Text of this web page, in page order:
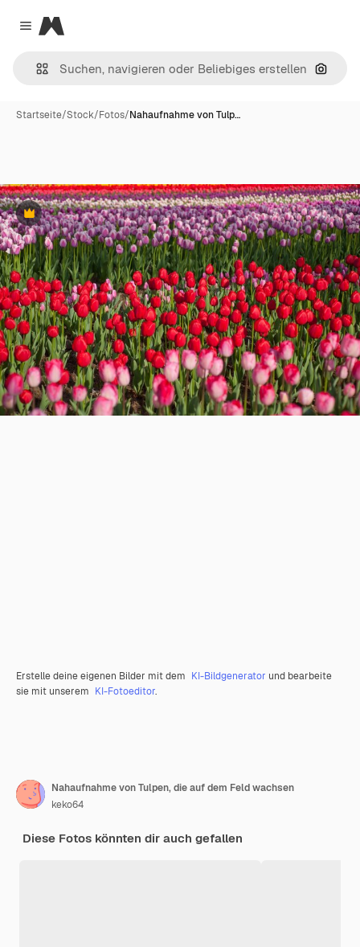
Close menu
Magnific
Nach
Startseite/Stock/Fotos/Nahaufnahme von Tulp…
Premium
Erstelle deine eigenen Bilder mit dem KI-Bildgenerator und bearbeite
sie mit unserem KI-Fotoeditor.
Nahaufnahme von Tulpen, die auf dem Feld wachsen
keko64
Diese Fotos könnten dir auch gefallen